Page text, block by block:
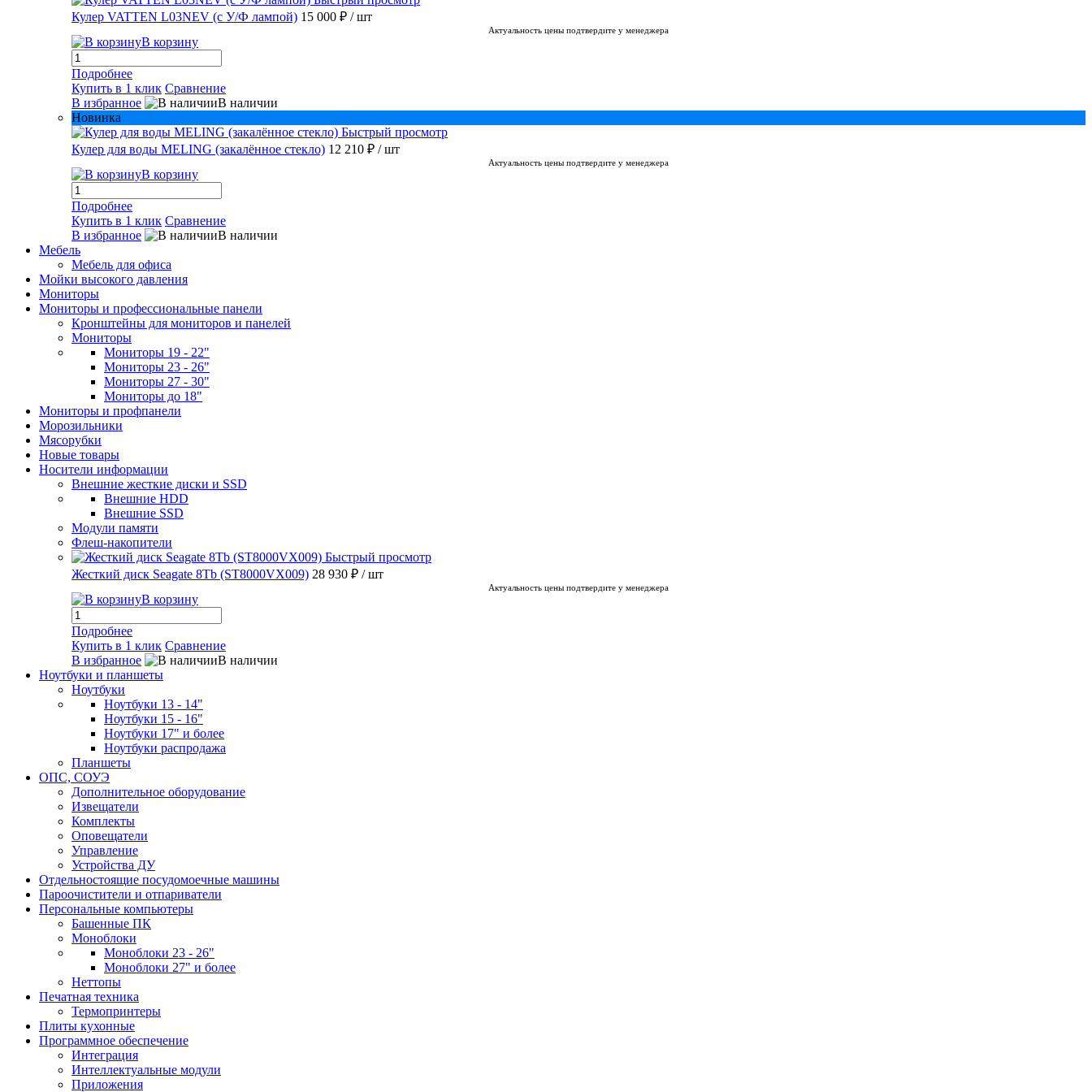
Кулер VATTEN L03NEV (с У/Ф лампой) 15 000 ₽ / шт
Актуальность цены подтвердите у менеджера
В корзину
Подробнее
Купить в 1 клик Сравнение
В избранное
В наличии
Новинка
Быстрый просмотр
Кулер для воды MELING (закалённое стекло) 12 210 ₽ / шт
Актуальность цены подтвердите у менеджера
В корзину
Подробнее
Купить в 1 клик Сравнение
В избранное
В наличии
Мебель
Мебель для офиса
Мойки высокого давления
Мониторы
Мониторы и профессиональные панели
Кронштейны для мониторов и панелей
Мониторы
Мониторы 19 - 22"
Мониторы 23 - 26"
Мониторы 27 - 30"
Мониторы до 18"
Мониторы и профпанели
Морозильники
Мясорубки
Новые товары
Носители информации
Внешние жесткие диски и SSD
Внешние HDD
Внешние SSD
Модули памяти
Флеш-накопители
Быстрый просмотр
Жесткий диск Seagate 8Tb (ST8000VX009) 28 930 ₽ / шт
Актуальность цены подтвердите у менеджера
В корзину
Подробнее
Купить в 1 клик Сравнение
В избранное
В наличии
Ноутбуки и планшеты
Ноутбуки
Ноутбуки 13 - 14"
Ноутбуки 15 - 16"
Ноутбуки 17" и более
Ноутбуки распродажа
Планшеты
ОПС, СОУЭ
Дополнительное оборудование
Извещатели
Комплекты
Оповещатели
Управление
Устройства ДУ
Отдельностоящие посудомоечные машины
Пароочистители и отпариватели
Персональные компьютеры
Башенные ПК
Моноблоки
Моноблоки 23 - 26"
Моноблоки 27" и более
Неттопы
Печатная техника
Термопринтеры
Плиты кухонные
Программное обеспечение
Интеграция
Интеллектуальные модули
Приложения